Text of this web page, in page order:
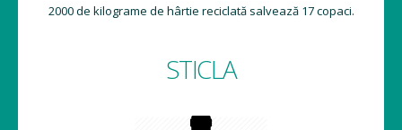
2000 de kilograme de hârtie reciclată salvează 17 copaci.
STICLA